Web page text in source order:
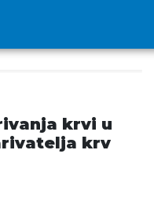
krvi u
krv